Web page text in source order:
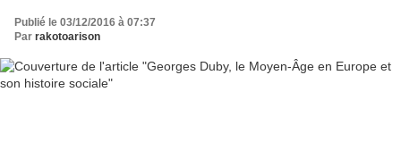
Publié le 03/12/2016 à 07:37
Par rakotoarison